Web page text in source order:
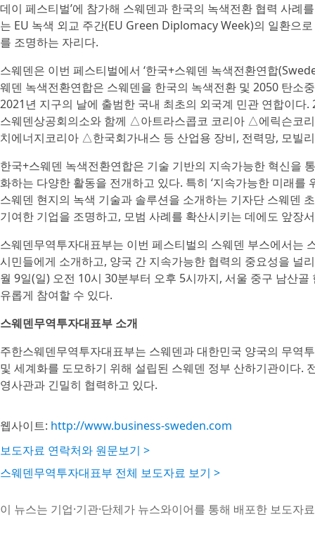
데이 페스티벌’에 참가해 스웨덴과 한국의 녹색전환 협력 사례
는 EU 녹색 외교 주간(EU Green Diplomacy Week)의 일환으
를 조명하는 자리다.
스웨덴은 이번 페스티벌에서 ‘한국+스웨덴 녹색전환연합
웨덴 녹색전환연합은 스웨덴을 한국의 녹색전환 및 2050 탄소
2021년 지구의 날에 출범한 국내 최초의 외국계 민관 연합이
스웨덴상공회의소와 함께 △아트라스콥코 코리아 △에릭슨
치에너지코리아 △한국회가내스 등 산업용 장비, 전력망, 모빌
한국+스웨덴 녹색전환연합은 기술 기반의 지속가능한 혁신을
화하는 다양한 활동을 전개하고 있다. 특히 ‘지속가능한 미래
스웨덴 현지의 녹색 기술과 솔루션을 소개하는 기자단 스웨덴
기여한 기업을 조명하고, 모범 사례를 확산시키는 데에도 앞장
스웨덴무역투자대표부는 이번 페스티벌의 스웨덴 부스에서는
시민들에게 소개하고, 양국 간 지속가능한 협력의 중요성을 널
월 9일(일) 오전 10시 30분부터 오후 5시까지, 서울 중구 남산
유롭게 참여할 수 있다.
스웨덴무역투자대표부 소개
주한스웨덴무역투자대표부는 스웨덴과 대한민국 양국의 무역
및 세계화를 도모하기 위해 설립된 스웨덴 정부 산하기관이다.
영사관과 긴밀히 협력하고 있다.
웹사이트: http://www.business-sweden.com
보도자료 연락처와 원문보기 >
스웨덴무역투자대표부 전체 보도자료 보기 >
이 뉴스는 기업·기관·단체가 뉴스와이어를 통해 배포한 보도자